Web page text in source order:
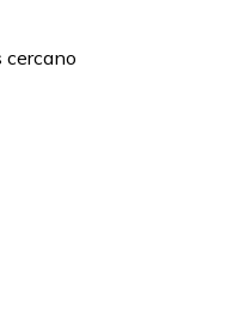
cercano